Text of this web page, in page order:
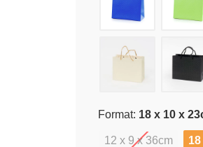
Format: 18 x 10 x
12 x 9 x 36cm